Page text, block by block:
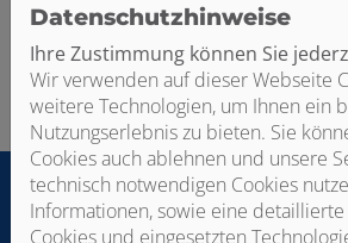
Bitte dasCookie-Consent-Tool
Element notwendigen Cookies
Footer - Kontaktdaten
Datenschutzhinweise
Ihre Zustimmung können Sie
Wir verwenden auf dieser Webseite
weitere Technologien, um Ihnen ein
Nutzungserlebnis zu bieten. Sie
Cookies auch ablehnen und unsere
technisch notwendigen Cookies
Informationen, sowie eine
Cookies und eingesetzten